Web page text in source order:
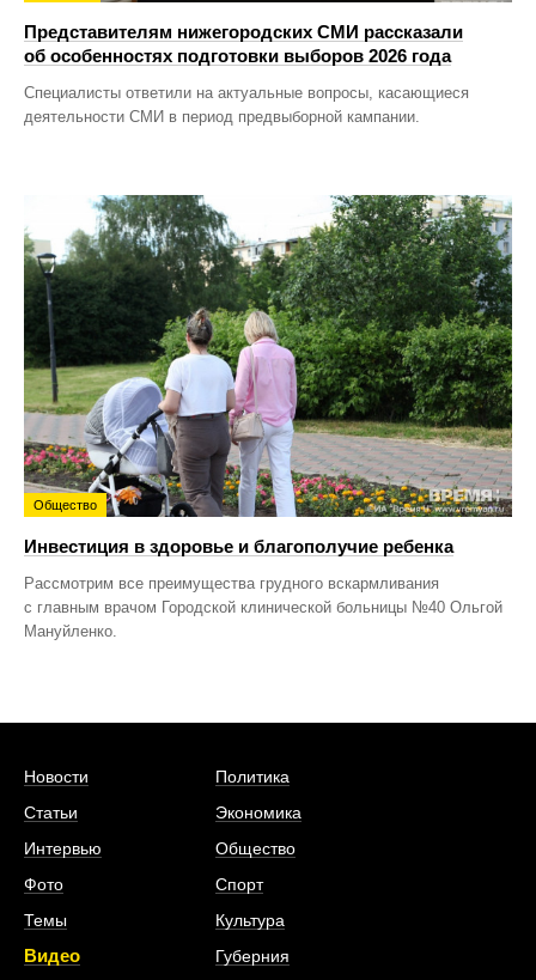
Представителям нижегородских СМИ рассказали
об особенностях подготовки выборов 2026 года
Специалисты ответили на актуальные вопросы, касающиеся
деятельности СМИ в период предвыборной кампании.
Общество
Инвестиция в здоровье и благополучие ребенка
Рассмотрим все преимущества грудного вскармливания
с главным врачом Городской клинической больницы №40 Ольгой
Мануйленко.
Новости
Статьи
Интервью
Фото
Темы
Видео
Политика
Экономика
Общество
Спорт
Культура
Губерния